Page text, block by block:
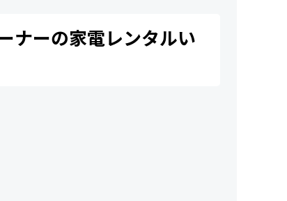
ナーの家電レンタルい